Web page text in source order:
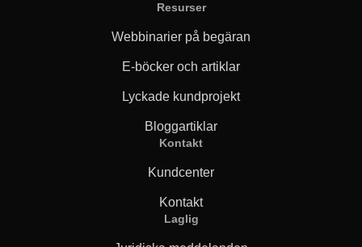
Resurser
Webbinarier på begäran
E-böcker och artiklar
Lyckade kundprojekt
Bloggartiklar
Kontakt
Kundcenter
Kontakt
Laglig